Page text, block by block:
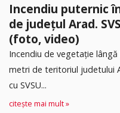
Incendiu puternic
de județul Arad.
(foto, video)
Incendiu de vegetație
metri de teritoriul judetului
cu SVSU...
citește mai mult »